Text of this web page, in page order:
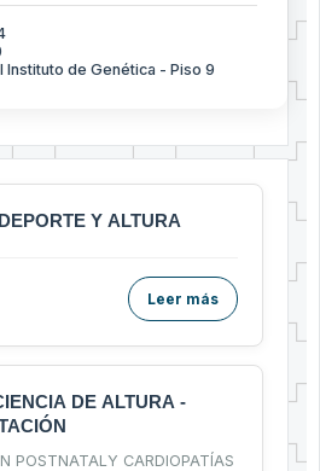
Instituto de Genética - Piso 9
Y ALTURA
Leer más
DE ALTURA -
POSTNATALY CARDIOPATÍAS